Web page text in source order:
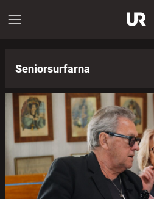
Seniorsurfarna